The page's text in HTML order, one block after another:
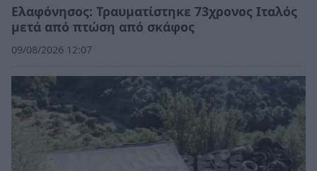
Ελαφόνησος: Τραυματίστηκε 73χρονος Ιταλός
μετά από πτώση από σκάφος
09/08/2026 12:07